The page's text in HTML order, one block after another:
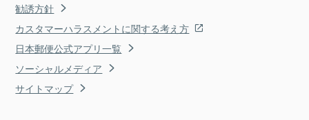
勧誘方針
カスタマーハラスメントに関する考え方
日本郵便公式アプリ一覧
ソーシャルメディア
サイトマップ